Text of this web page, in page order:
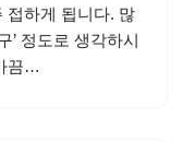
접하게 됩니다. 많
’ 정도로 생각하시
끔…